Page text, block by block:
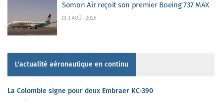
Somon Air reçoit son premier Boeing 737 MAX
3 AOÛT 2026
L'actualité aéronautique en continu
La Colombie signe pour deux Embraer KC-390